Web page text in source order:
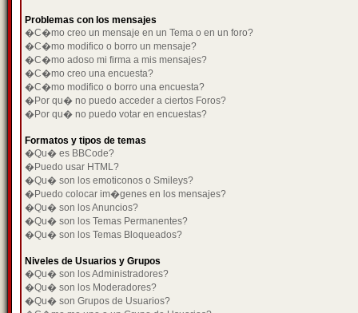
Problemas con los mensajes
�C�mo creo un mensaje en un Tema o en un foro?
�C�mo modifico o borro un mensaje?
�C�mo adoso mi firma a mis mensajes?
�C�mo creo una encuesta?
�C�mo modifico o borro una encuesta?
�Por qu� no puedo acceder a ciertos Foros?
�Por qu� no puedo votar en encuestas?
Formatos y tipos de temas
�Qu� es BBCode?
�Puedo usar HTML?
�Qu� son los emoticonos o Smileys?
�Puedo colocar im�genes en los mensajes?
�Qu� son los Anuncios?
�Qu� son los Temas Permanentes?
�Qu� son los Temas Bloqueados?
Niveles de Usuarios y Grupos
�Qu� son los Administradores?
�Qu� son los Moderadores?
�Qu� son Grupos de Usuarios?